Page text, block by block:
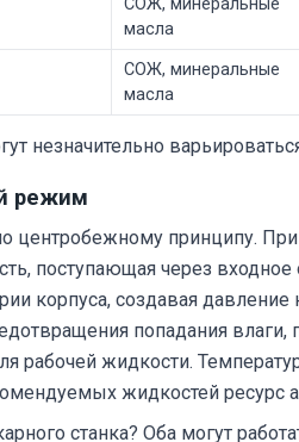
масла
СОЖ, минеральные
масла
незначительно
режим
центробежному принципу.
поступающая через
корпуса, создавая
попадания
рабочей жидкости.
жидкостей ресурс
станка? Оба могут